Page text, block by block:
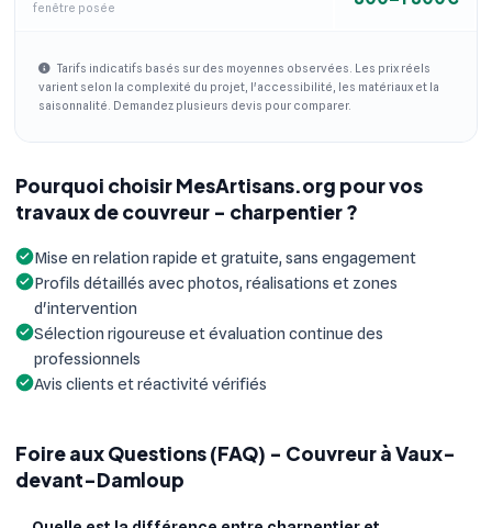
fenêtre posée
Tarifs indicatifs basés sur des moyennes observées. Les prix réels
varient selon la complexité du projet, l'accessibilité, les matériaux et la
saisonnalité. Demandez plusieurs devis pour comparer.
Pourquoi choisir MesArtisans.org pour vos
travaux de couvreur - charpentier ?
Mise en relation rapide et gratuite, sans engagement
Profils détaillés avec photos, réalisations et zones
d'intervention
Sélection rigoureuse et évaluation continue des
professionnels
Avis clients et réactivité vérifiés
Foire aux Questions (FAQ) - Couvreur à Vaux-
devant-Damloup